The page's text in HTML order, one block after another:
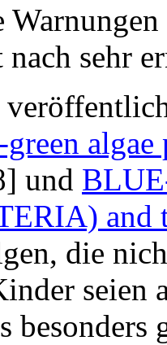
sehr
algae
und
and
die
seien
besonders